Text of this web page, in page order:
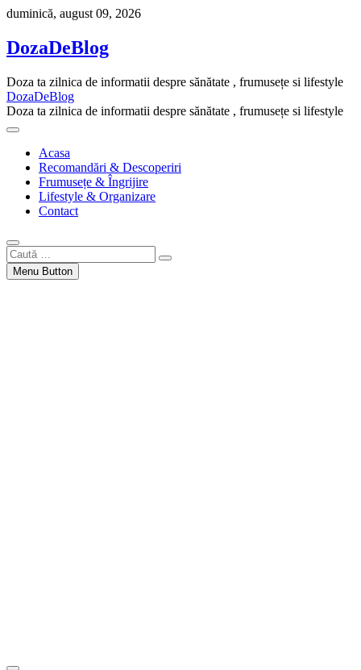
Skip
content
duminică, august 09, 2026
DozaDeBlog
Doza ta zilnica de informatii despre sănătate , frumusețe si lifestyle
DozaDeBlog
Doza ta zilnica de informatii despre sănătate , frumusețe si lifestyle
Acasa
Recomandări & Descoperiri
Frumusețe & Îngrijire
Lifestyle & Organizare
Contact
Caută
…Menu Button